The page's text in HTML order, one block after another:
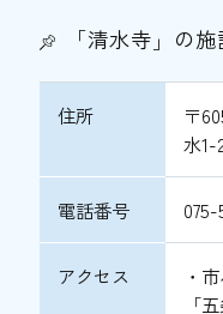
「清水寺」の
住所
〒
水1-
電話番号 075-
アクセス
・
「